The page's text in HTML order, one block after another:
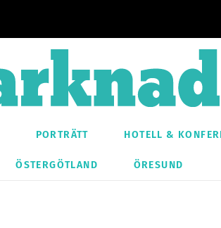
PORTRÄTT HOTELL &
ÖSTERGÖTLAND ÖRESUND